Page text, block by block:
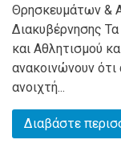
Θρησκευμάτων &
Διακυβέρνησης
και Αθλητισμού
ανακοινώνουν ότι
ανοιχτή...
Διαβάστε